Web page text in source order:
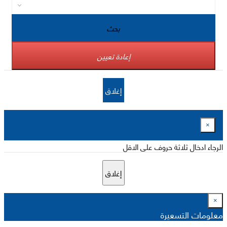
بحث
إعادة تعيين
إغلاق
×
الرجاء ادخال ثلاثة حروف على الاقل
إغلاق
×
معلومات التسعيرة